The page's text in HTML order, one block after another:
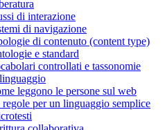
di interazione
di navigazione
di contenuto (content type)
e standard
controllati e tassonomie
leggono le persone sul web
per un linguaggio semplice